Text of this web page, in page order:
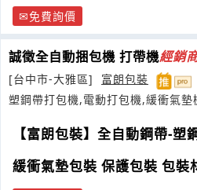
免費詢價
誠徵全自動捆包機 打帶機經銷
[台中市-大雅區]
富朗包裝
塑鋼帶打包機,電動打包機,緩衝氣
【富朗包裝】全自動鋼帶-塑
緩衝氣墊包裝 保護包裝 包裝